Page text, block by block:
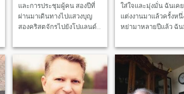
และการประชุมผู้คน สองปีที่
ผ่านมาเดินทางไปแสวงบุญ
สองคริสตจักรไปยังโปแลนด์
สร้างจิตวิญญาณที่น่ากลัว)
เดินทางและมีประสบการณ์
หลายสิ่งหลายอย่างในช่วง 24
ปีของการให้บริการของรัฐบาล
กลางที่ใช้งานอยู่และธุรกิจ
ใส่ใจและมุ่งมั่น ฉันเคย
แต่งงานมาแล้วครั้งหนึ่
หย่ามาหลายปีแล้ว ฉั
อื่นด้วยตัวเอง ฉันยินดี
ย้ายไปอยู่ประเทศอื่นเ
กับผู้หญิงคนพิเศษถ้ามัน
สิ่งที่ดีที่สุดสำหรับเรา